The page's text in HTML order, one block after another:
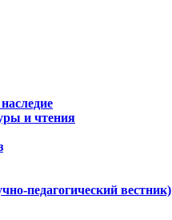
и чтения
педагогический вестник)